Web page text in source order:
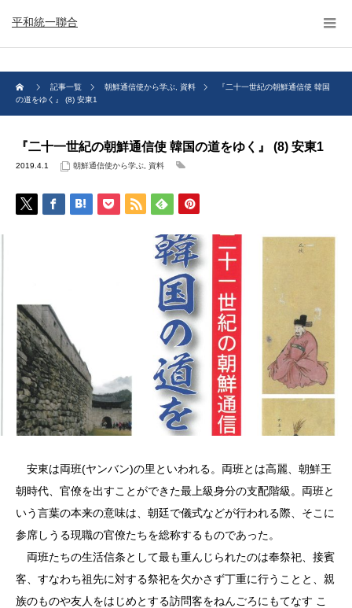
平和統一聯合
記事一覧 朝鮮通信使から学ぶ 資料
『二十一世紀の朝鮮通信使 韓国
の道をゆく』 (8) 安東1
『二十一世紀の朝鮮通信使 韓国の道をゆく』 (8) 安東1
2019.4.1 朝鮮通信使から学ぶ 資料
安東は両班(ヤンバン)の里といわれる。両班とは高麗、朝鮮王
朝時代、官僚を出すことができた最上級身分の支配階級。両班と
いう言葉の本来の意味は、朝廷で儀式などが行われる際、そこに
参席しうる現職の官僚たちを総称するものであった。
両班たちの生活信条として最も重んじられたのは奉祭祀、接賓
客、すなわち祖先に対する祭祀を欠かさず丁重に行うことと、親
族のものや友人をはじめとする訪問客をねんごろにもてなす こ